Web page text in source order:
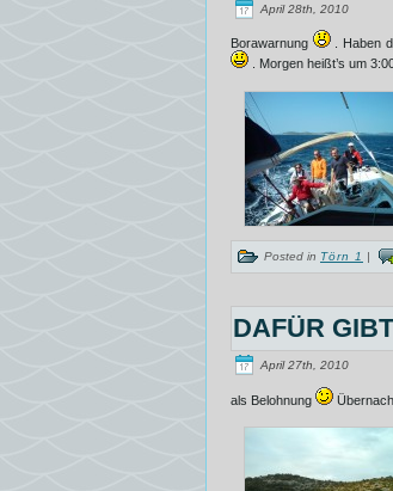
April 28th, 2010
Borawarnung
. Haben
. Morgen heißt’s um
Posted in Törn 1 |
DAFÜR
April 27th, 2010
als Belohnung